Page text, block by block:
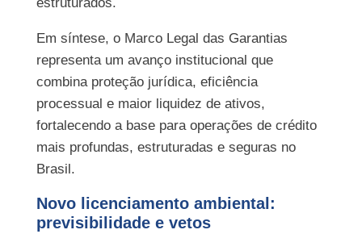
Em síntese, o Marco Legal das Garantias
representa um avanço institucional que
combina proteção jurídica, eficiência
processual e maior liquidez de ativos,
fortalecendo a base para operações de crédito
mais profundas, estruturadas e seguras no
Brasil.
Novo licenciamento ambiental:
previsibilidade e vetos